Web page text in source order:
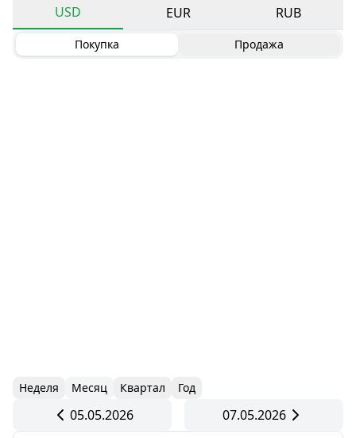
USD
EUR RUB
Покупка Продажа
Неделя Месяц Квартал Год
05.05.2026
07.05.2026